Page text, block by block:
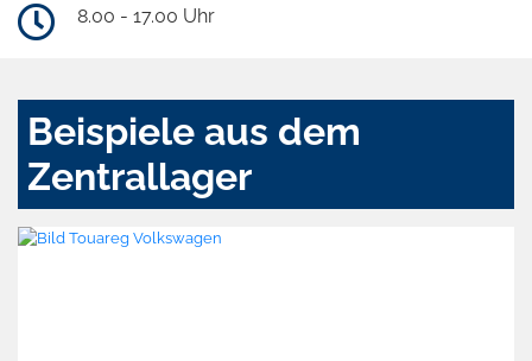
8.00 - 17.00 Uhr
Beispiele aus dem
Zentrallager